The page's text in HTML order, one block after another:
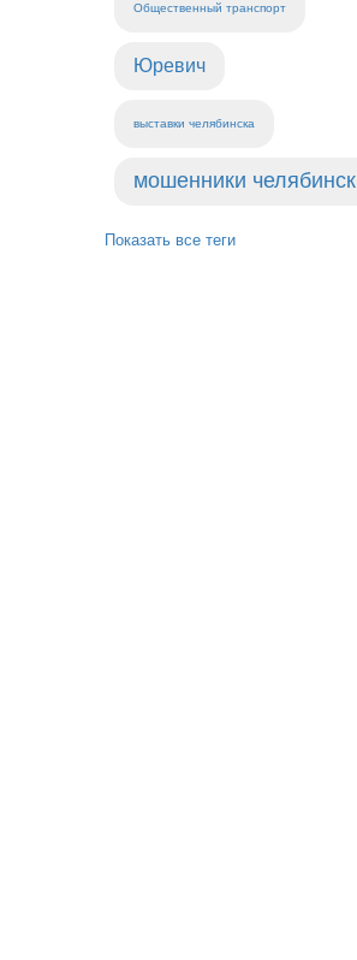
Общественный транспорт
Юревич
выставки челябинска
мошенники челябинск
Показать все теги